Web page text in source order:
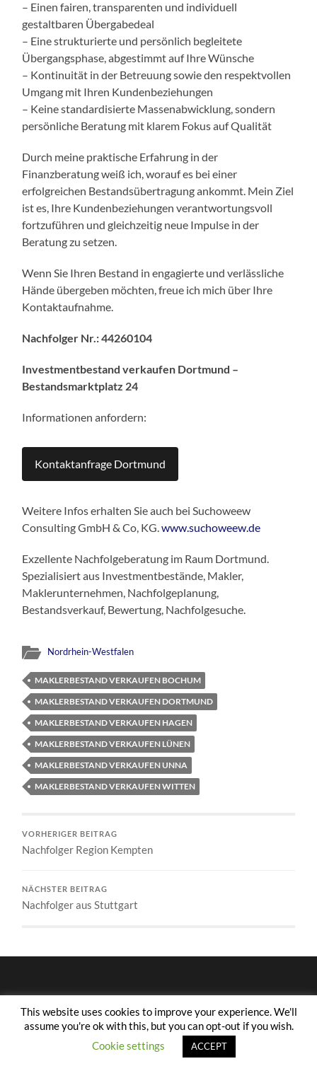
– Einen fairen, transparenten und individuell
gestaltbaren Übergabedeal
– Eine strukturierte und persönlich begleitete
Übergangsphase, abgestimmt auf Ihre Wünsche
– Kontinuität in der Betreuung sowie den respektvollen
Umgang mit Ihren Kundenbeziehungen
– Keine standardisierte Massenabwicklung, sondern
persönliche Beratung mit klarem Fokus auf Qualität
Durch meine praktische Erfahrung in der
Finanzberatung weiß ich, worauf es bei einer
erfolgreichen Bestandsübertragung ankommt. Mein Ziel
ist es, Ihre Kundenbeziehungen verantwortungsvoll
fortzuführen und gleichzeitig neue Impulse in der
Beratung zu setzen.
Wenn Sie Ihren Bestand in engagierte und verlässliche
Hände übergeben möchten, freue ich mich über Ihre
Kontaktaufnahme.
Nachfolger Nr.: 44260104
Investmentbestand verkaufen Dortmund –
Bestandsmarktplatz 24
Informationen anfordern:
Kontaktanfrage Dortmund
Weitere Infos erhalten Sie auch bei Suchoweew
Consulting GmbH & Co, KG.www.suchoweew.de
Exzellente Nachfolgeberatung im Raum Dortmund.
Spezialisiert aus Investmentbestände, Makler,
Maklerunternehmen, Nachfolgeplanung,
Bestandsverkauf, Bewertung, Nachfolgesuche.
Nordrhein-Westfalen
MAKLERBESTAND VERKAUFEN BOCHUM
MAKLERBESTAND VERKAUFEN DORTMUND
MAKLERBESTAND VERKAUFEN HAGEN
MAKLERBESTAND VERKAUFEN LÜNEN
MAKLERBESTAND VERKAUFEN UNNA
MAKLERBESTAND VERKAUFEN WITTEN
VORHERIGER BEITRAG
Nachfolger Region Kempten
NÄCHSTER BEITRAG
Nachfolger aus Stuttgart
BESTANDSMARKTPLATZ 24 —
This website uses cookies to improve your experience. We'll
assume you're ok with this, but you can opt-out if you wish.
Cookie settings
ACCEPT